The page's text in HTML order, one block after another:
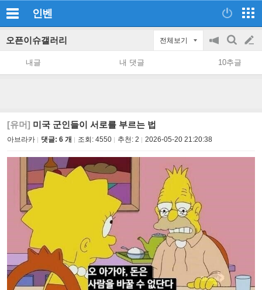
인벤
오픈이슈갤러리 전체보기
공
지
on/off
검
색
글
쓰
내글 내 댓글 10추글
[유머] 미국 군인들이 서로를 부르는 법
아브라카 댓글: 6 개 조회: 4550 추천: 2 2026-05-20 21:20:38